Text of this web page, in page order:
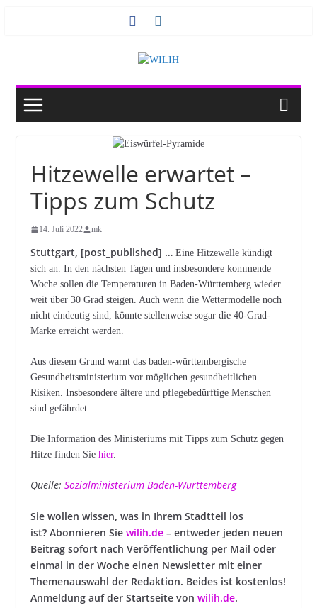
Hitzewelle erwartet –
Tipps zum Schutz
14. Juli 2022 mk
Stuttgart, [post_published] …Eine Hitzewelle kündigt
sich an. In den nächsten Tagen und insbesondere kommende
Woche sollen die Temperaturen in Baden-Württemberg wieder
weit über 30 Grad steigen. Auch wenn die Wettermodelle noch
nicht eindeutig sind, könnte stellenweise sogar die 40-Grad-
Marke erreicht werden.
Aus diesem Grund warnt das baden-württembergische
Gesundheitsministerium vor möglichen gesundheitlichen
Risiken. Insbesondere ältere und pflegebedürftige Menschen
sind gefährdet.
Die Information des Ministeriums mit Tipps zum Schutz gegen
Hitze finden Sie hier.
Quelle: Sozialministerium Baden-Württemberg
Sie wollen wissen, was in Ihrem Stadtteil los
ist? Abonnieren Sie wilih.de– entweder jeden neuen
Beitrag sofort nach Veröffentlichung per Mail oder
einmal in der Woche einen Newsletter mit einer
Themenauswahl der Redaktion. Beides ist kostenlos!
Anmeldung auf der Startseite von wilih.de.